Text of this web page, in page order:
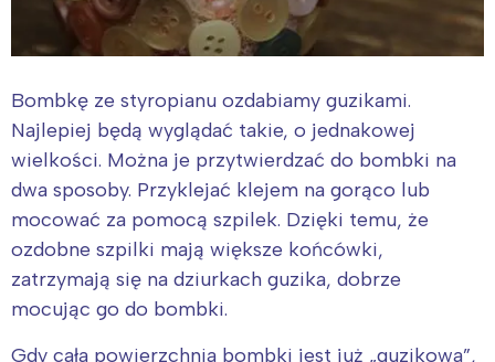
Bombkę ze styropianu ozdabiamy guzikami.
Najlepiej będą wyglądać takie, o jednakowej
wielkości. Można je przytwierdzać do bombki na
dwa sposoby. Przyklejać klejem na gorąco lub
mocować za pomocą szpilek. Dzięki temu, że
ozdobne szpilki mają większe końcówki,
zatrzymają się na dziurkach guzika, dobrze
mocując go do bombki.
Gdy cała powierzchnia bombki jest już „guzikowa”,